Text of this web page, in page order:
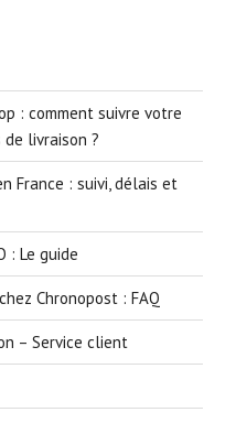
: comment suivre votre
livraison ?
France : suivi, délais et
: Le guide
Chronopost : FAQ
– Service client